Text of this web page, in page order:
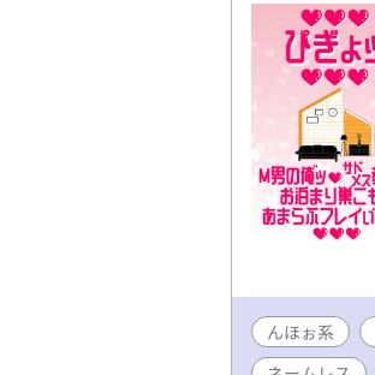
んほぉ系